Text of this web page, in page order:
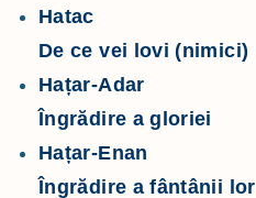
Hatac
De ce vei lovi (nimici)
Hațar-Adar
Îngrădire a gloriei
Hațar-Enan
Îngrădire a fântânii lor